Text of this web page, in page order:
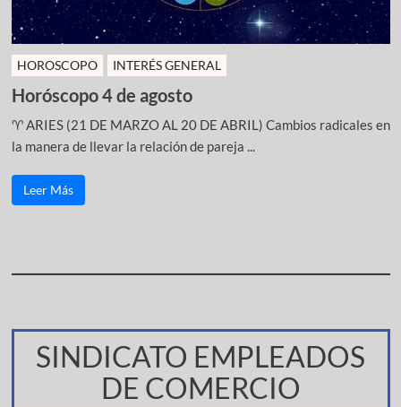
HOROSCOPO INTERÉS GENERAL
Horóscopo 4 de agosto
♈ ARIES (21 DE MARZO AL 20 DE ABRIL) Cambios radicales en
la manera de llevar la relación de pareja ...
Leer Más
SINDICATO EMPLEADOS
DE COMERCIO